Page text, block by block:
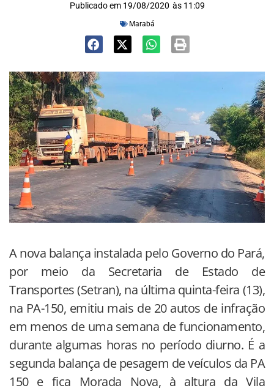
Publicado em 19/08/2020 às 11:09
Marabá
A nova balança instalada pelo Governo do Pará,
por meio da Secretaria de Estado de
Transportes (Setran), na última quinta-feira (13),
na PA-150, emitiu mais de 20 autos de infração
em menos de uma semana de funcionamento,
durante algumas horas no período diurno. É a
segunda balança de pesagem de veículos da PA
150 e fica Morada Nova, à altura da Vila